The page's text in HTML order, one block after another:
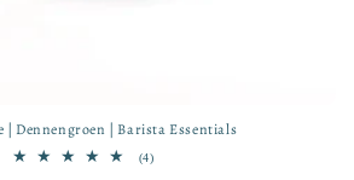
| Dennengroen | Barista Essentials
(4)4